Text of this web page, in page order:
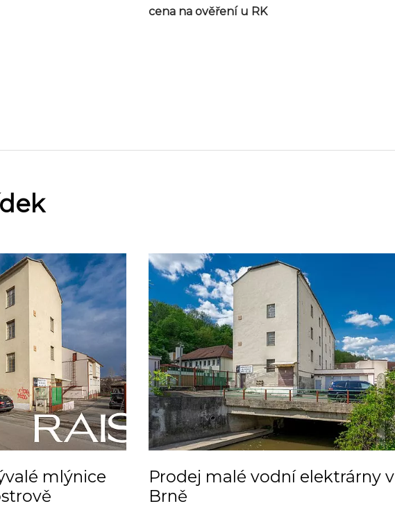
cena na ověření u RK
mlýnice
Prodej malé vodní elektrárny v
Brně